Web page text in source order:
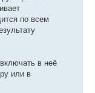
по всем
в неё
или в